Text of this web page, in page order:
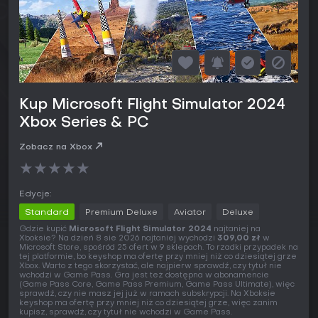
Kup Microsoft Flight Simulator 2024
Xbox Series & PC
Zobacz na Xbox
★★★★★
Edycje:
Standard Premium Deluxe Aviator Deluxe
Gdzie kupić Microsoft Flight Simulator 2024 najtaniej na
Xboksie? Na dzień 8 sie 2026 najtaniej wychodzi 309,00 zł w
Microsoft Store, spośród 25 ofert w 9 sklepach. To rzadki przypadek na
tej platformie, bo keyshop ma ofertę przy mniej niż co dziesiątej grze
Xbox. Warto z tego skorzystać, ale najpierw sprawdź, czy tytuł nie
wchodzi w Game Pass. Gra jest też dostępna w abonamencie
(Game Pass Core, Game Pass Premium, Game Pass Ultimate), więc
sprawdź, czy nie masz jej już w ramach subskrypcji. Na Xboksie
keyshop ma ofertę przy mniej niż co dziesiątej grze, więc zanim
kupisz, sprawdź, czy tytuł nie wchodzi w Game Pass.